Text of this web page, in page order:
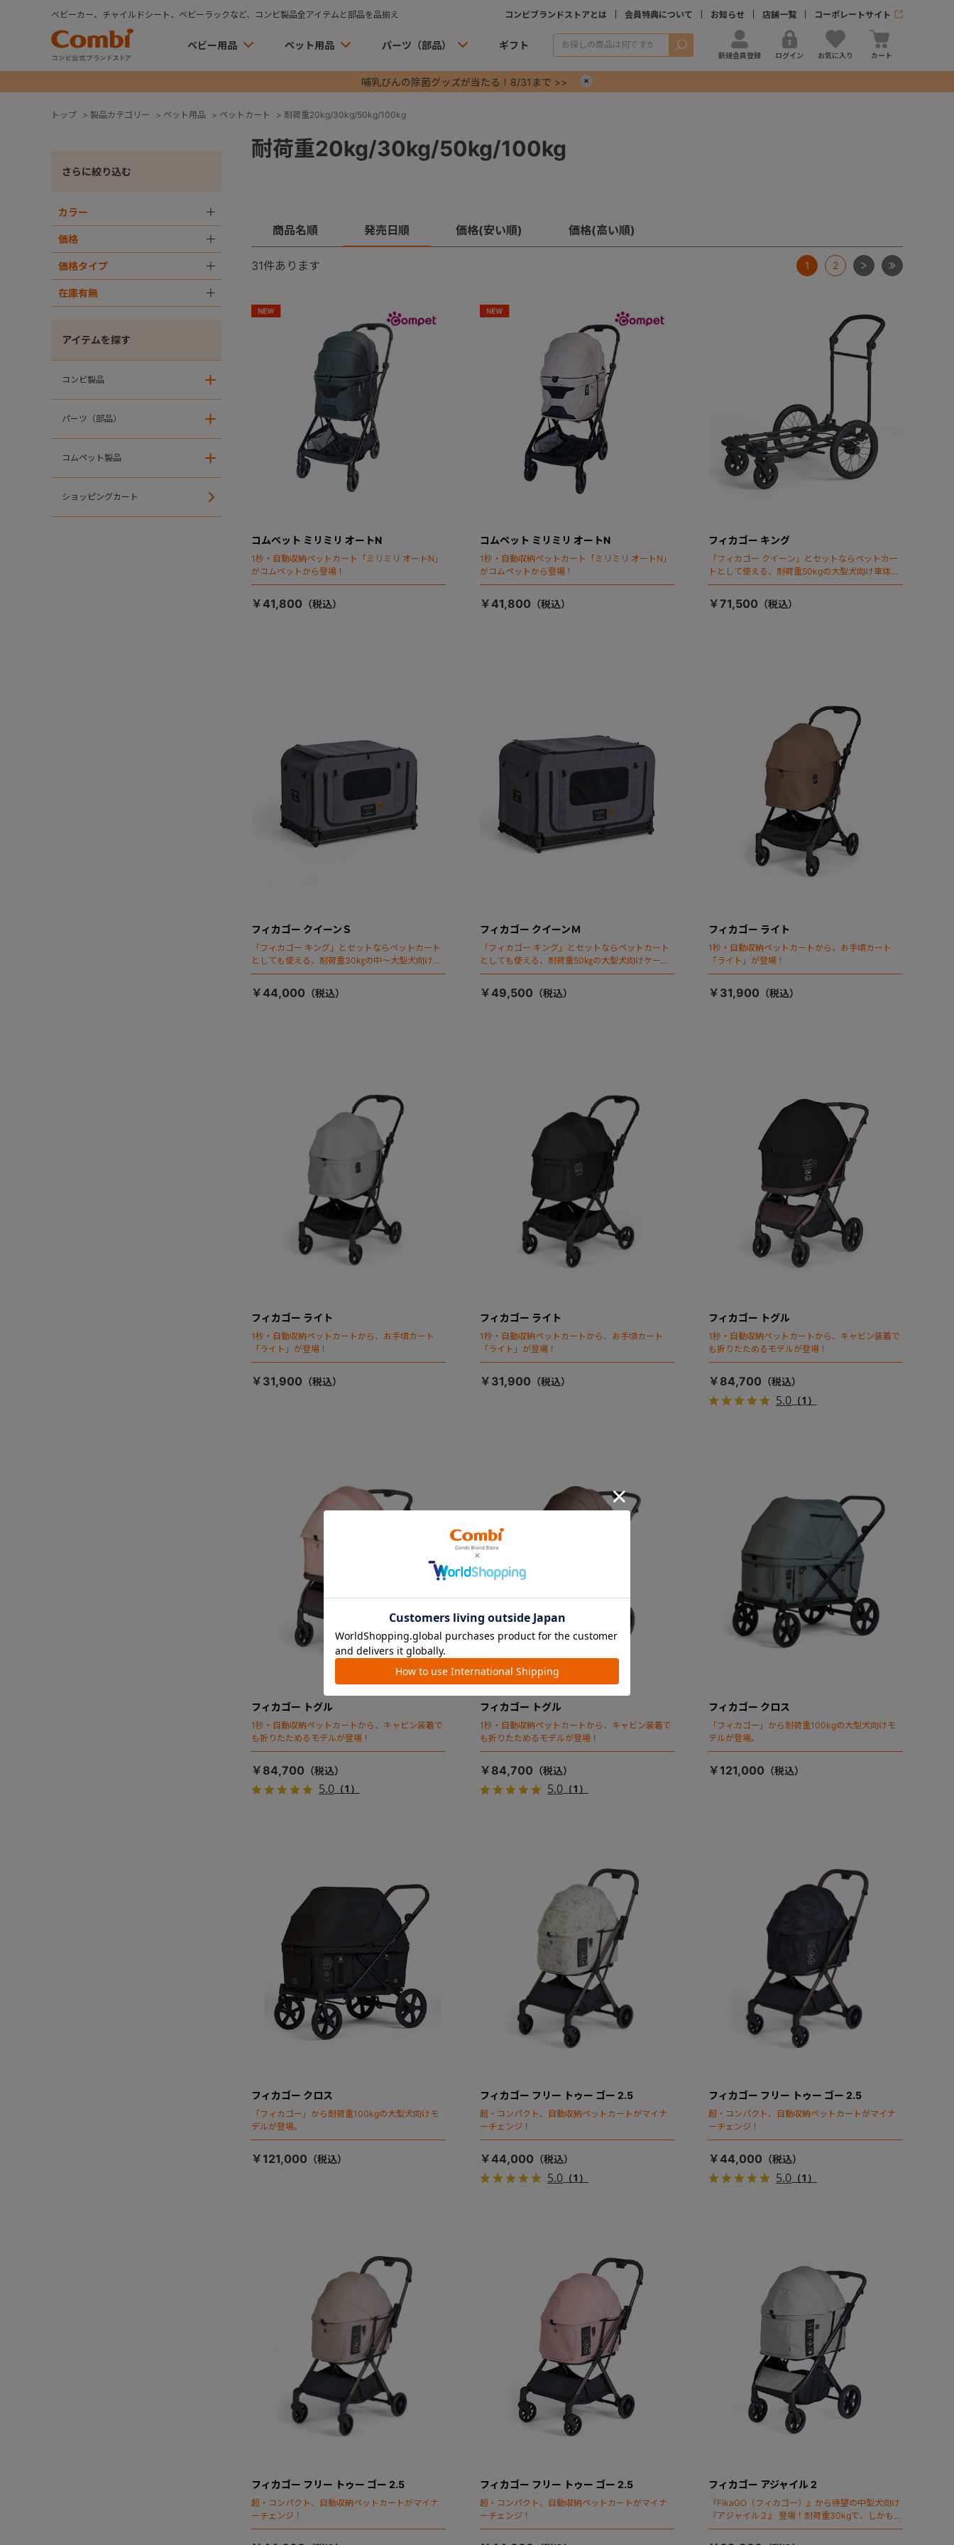
ベビーカー、チャイルドシート、ベビーラックなど、コンビ製品全アイテムと部品を品揃え コンビブランドストアとは 会員特典について お知らせ 店舗一覧 コーポレートサイト
ベビー用品 ペット用品 パーツ（部品） ギフト 検索
新規会員登録 ログイン お気に入り カート
哺乳びんの除菌グッズが当たる！8/31まで >>
トップ > 製品カテゴリー > ペット用品 > ペットカート > 耐荷重20kg/30kg/50kg/100kg
さらに絞り込む
カラー
価格
価格タイプ
在庫有無
アイテムを探す
コンビ製品
パーツ（部品）
コムペット製品
ショッピングカート
耐荷重20kg/30kg/50kg/100kg
商品名順 発売日順 価格(安い順) 価格(高い順)
31件あります 1 2 次 最後
コムペット ミリミリ オートN
1秒・自動収納ペットカート「ミリミリ オートN」
がコムペットから登場！
￥41,800
コムペット ミリミリ オートN
1秒・自動収納ペットカート「ミリミリ オートN」
がコムペットから登場！
￥41,800
フィカゴー キング
「フィカゴー クイーン」とセットならペットカー
トとして使える、耐荷重50kgの大型犬向け車体登
場！
￥71,500
フィカゴー クイーンＳ
「フィカゴー キング」とセットならペットカート
としても使える、耐荷重30㎏の中～大型犬向けケ
ージが登場！
￥44,000
フィカゴー クイーンＭ
「フィカゴー キング」とセットならペットカート
としても使える、耐荷重50㎏の大型犬向けケージ
が登場！
￥49,500
フィカゴー ライト
1秒・自動収納ペットカートから、お手頃カート
「ライト」が登場！
￥31,900
フィカゴー ライト
1秒・自動収納ペットカートから、お手頃カート
「ライト」が登場！
￥31,900
フィカゴー ライト
1秒・自動収納ペットカートから、お手頃カート
「ライト」が登場！
￥31,900
フィカゴー トグル
1秒・自動収納ペットカートから、キャビン装着で
も折りたためるモデルが登場！
￥84,700
5.0（1）
フィカゴー トグル
1秒・自動収納ペットカートから、キャビン装着で
も折りたためるモデルが登場！
￥84,700
5.0 （1）
フィカゴー トグル
1秒・自動収納ペットカートから、キャビン装着で
も折りたためるモデルが登場！
￥84,700
5.0（1）
フィカゴー クロス
「フィカゴー」から耐荷重100kgの大型犬向けモ
デルが登場。
￥121,000
フィカゴー クロス
「フィカゴー」から耐荷重100kgの大型犬向けモ
デルが登場。
￥121,000
フィカゴー フリー トゥー ゴー 2.5
超・コンパクト、自動収納ペットカートがマイナ
ーチェンジ！
￥44,000
5.0（1）
フィカゴー フリー トゥー ゴー 2.5
超・コンパクト、自動収納ペットカートがマイナ
ーチェンジ！
￥44,000
5.0（1）
フィカゴー フリー トゥー ゴー 2.5
超・コンパクト、自動収納ペットカートがマイナ
ーチェンジ！
フィカゴー フリー トゥー ゴー 2.5
超・コンパクト、自動収納ペットカートがマイナ
ーチェンジ！
フィカゴー アジャイル 2
『FikaGO（フィカゴー）』から待望の中型犬向け
『アジャイル２』 登場！耐荷重30kgで、しかも1
秒・自動収納機能搭載！！